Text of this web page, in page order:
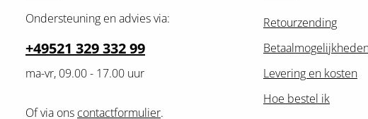
Ondersteuning en advies via:
+49521 329 332 99
ma-vr, 09.00 - 17.00 uur
Of via ons contactformulier.
Retourzending
Levering en kosten
Hoe bestel ik